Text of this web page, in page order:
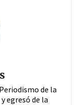
de la
egresó de la